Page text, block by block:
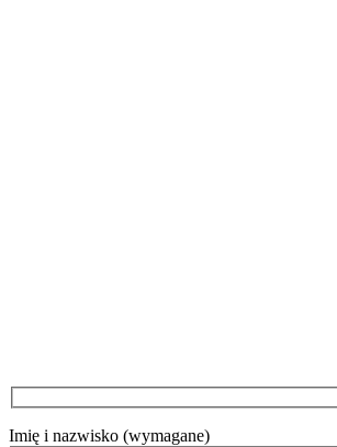
Imię i nazwisko (wymagane)